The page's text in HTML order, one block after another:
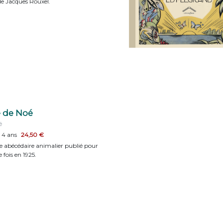
de Noé
ans 24,50 €
abécédaire animalier publié pour
en 1925.